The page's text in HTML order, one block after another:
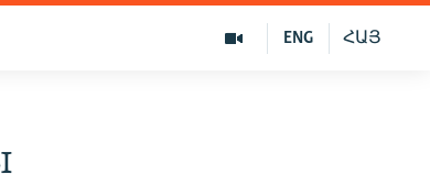
ՀԱՅ
ENG